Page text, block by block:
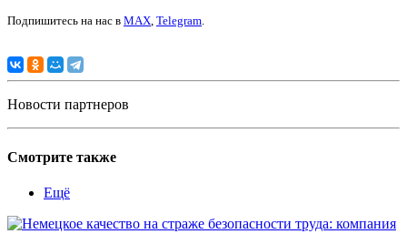
Подпишитесь на нас в MAX, Telegram.
Новости партнеров
Смотрите также
Ещё